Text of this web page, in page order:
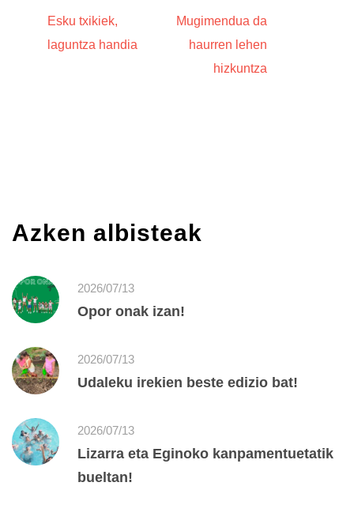
Esku txikiek,
laguntza handia
Mugimendua da
haurren lehen
hizkuntza
Azken albisteak
2026/07/13
Opor onak izan!
2026/07/13
Udaleku irekien beste edizio bat!
2026/07/13
Lizarra eta Eginoko kanpamentuetatik
bueltan!